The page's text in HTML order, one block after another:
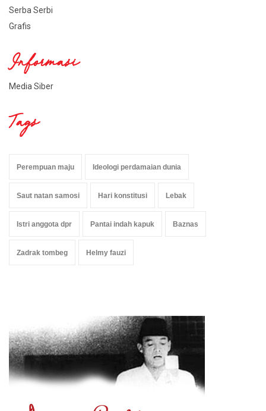
Serba Serbi
Grafis
Informasi
Media Siber
Tags
Perempuan maju Ideologi perdamaian dunia
Saut natan samosi Hari konstitusi Lebak
Istri anggota dpr Pantai indah kapuk Baznas
Zadrak tombeg Helmy fauzi